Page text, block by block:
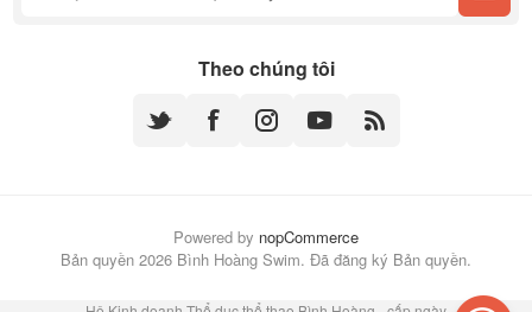
Theo chúng tôi
Powered by nopCommerce
Bản quyền 2026 Bình Hoàng Swim. Đã đăng ký Bản quyền.